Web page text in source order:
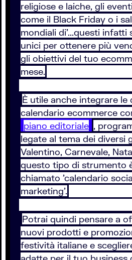
religiose e laiche, gli
come il Black Friday o i
mondiali di'...questi infatti
unici per ottenere più
gli obiettivi del tuo
mese.
È utile anche integrare le
calendario ecommerce
piano editoriale ,
legate al tema dei diversi
Valentino, Carnevale,
questo tipo di strumento
chiamato 'calendario
marketing'.
Potrai quindi pensare a
nuovi prodotti e
festività italiane e